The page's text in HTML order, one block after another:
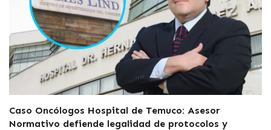
Caso Oncólogos Hospital de Temuco: Asesor
Normativo defiende legalidad de protocolos y